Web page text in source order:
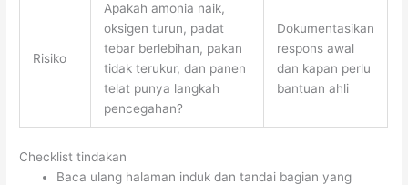
Risiko
Apakah amonia naik,
oksigen turun, padat
tebar berlebihan, pakan
tidak terukur, dan panen
telat punya langkah
pencegahan?
Dokumentasikan
respons awal
dan kapan perlu
bantuan ahli
Checklist tindakan
Baca ulang halaman induk dan tandai bagian yang